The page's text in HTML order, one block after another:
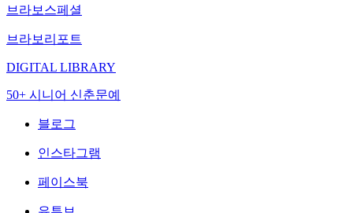
브라보스페셜
브라보리포트
DIGITAL LIBRARY
50+ 시니어 신춘문예
블로그
인스타그램
페이스북